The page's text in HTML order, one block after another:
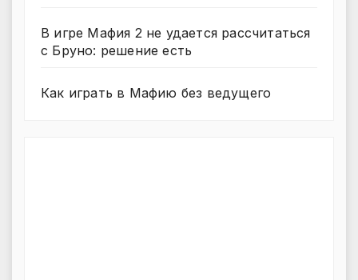
В игре Мафия 2 не удается рассчитаться
с Бруно: решение есть
Как играть в Мафию без ведущего